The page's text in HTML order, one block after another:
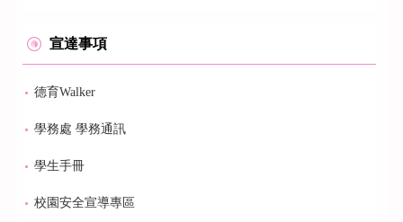
宣達事項
德育Walker
學務處 學務通訊
學生手冊
校園安全宣導專區